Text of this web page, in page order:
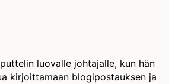
luovalle johtajalle, kun hän
kirjoittamaan blogipostauksen ja